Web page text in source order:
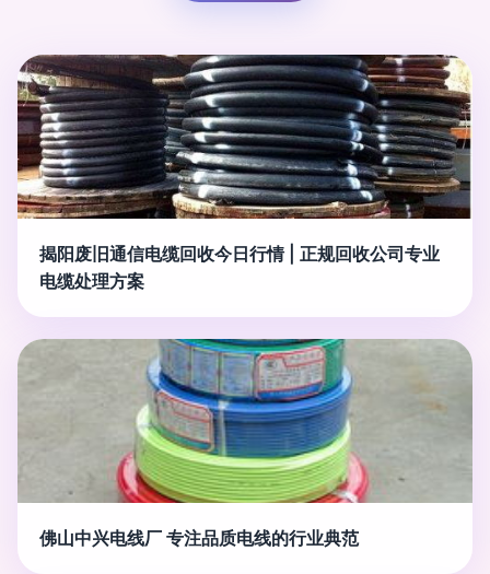
揭阳废旧通信电缆回收今日行情 | 正规回收公司专业
电缆处理方案
佛山中兴电线厂 专注品质电线的行业典范